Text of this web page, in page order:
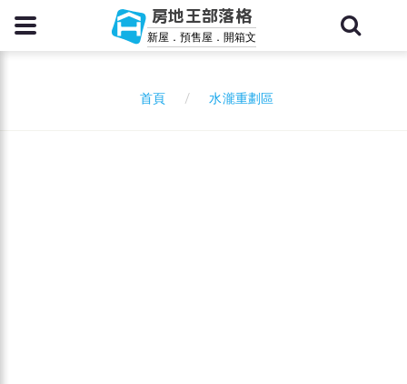
房地王部落格
新屋．預售屋．開箱文
首頁 水瀧重劃區